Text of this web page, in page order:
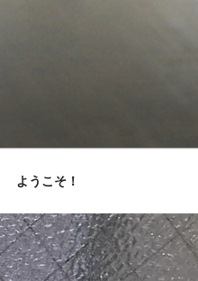
ようこそ！